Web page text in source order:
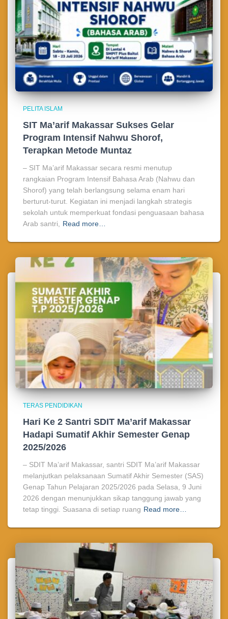
PELITA ISLAM
SIT Ma’arif Makassar Sukses Gelar
Program Intensif Nahwu Shorof,
Terapkan Metode Muntaz
– SIT Ma’arif Makassar secara resmi menutup
rangkaian Program Intensif Bahasa Arab (Nahwu dan
Shorof) yang telah berlangsung selama enam hari
berturut-turut. Kegiatan ini menjadi langkah strategis
sekolah untuk memperkuat fondasi penguasaan bahasa
Arab santri,
Read more…
TERAS PENDIDIKAN
Hari Ke 2 Santri SDIT Ma’arif Makassar
Hadapi Sumatif Akhir Semester Genap
2025/2026
– SDIT Ma’arif Makassar, santri SDIT Ma’arif Makassar
melanjutkan pelaksanaan Sumatif Akhir Semester (SAS)
Genap Tahun Pelajaran 2025/2026 pada Selasa, 9 Juni
2026 dengan menunjukkan sikap tanggung jawab yang
tetap tinggi. Suasana di setiap ruang Read more…